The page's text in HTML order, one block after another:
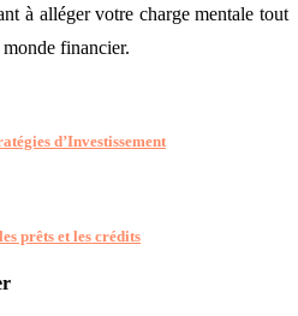
à alléger votre charge mentale tout
financier.
d’Investissement
prêts et les crédits